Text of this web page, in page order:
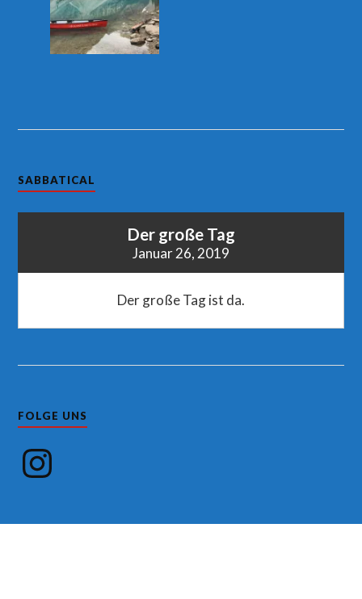
SABBATICAL
Der große Tag
Januar 26, 2019
Der große Tag ist da.
FOLGE UNS
Instagram